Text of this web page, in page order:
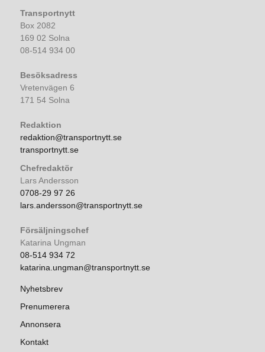
Transportnytt
Box 2082
169 02 Solna
08-514 934 00
Besöksadress
Vretenvägen 6
171 54 Solna
Redaktion
redaktion@transportnytt.se
transportnytt.se
Chefredaktör
Lars Andersson
0708-29 97 26
lars.andersson@transportnytt.se
Försäljningschef
Katarina Ungman
08-514 934 72
katarina.ungman@transportnytt.se
Nyhetsbrev
Prenumerera
Annonsera
Kontakt